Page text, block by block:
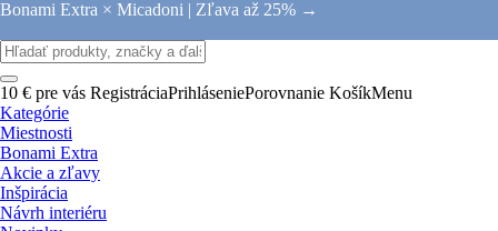
Bonami Extra × Micadoni | Zľava až 25% →
10 € pre vás RegistráciaPrihláseniePorovnanie KošíkMenu
Kategórie
Miestnosti
Bonami Extra
Akcie a zľavy
Inšpirácia
Návrh interiéru